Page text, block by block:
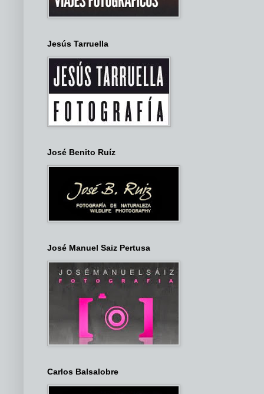
Jesús Tarruella
José Benito Ruíz
José Manuel Saiz Pertusa
Carlos Balsalobre